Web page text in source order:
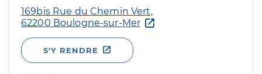
169bis Rue du Chemin Vert,
62200 Boulogne-sur-Mer
S'Y RENDRE